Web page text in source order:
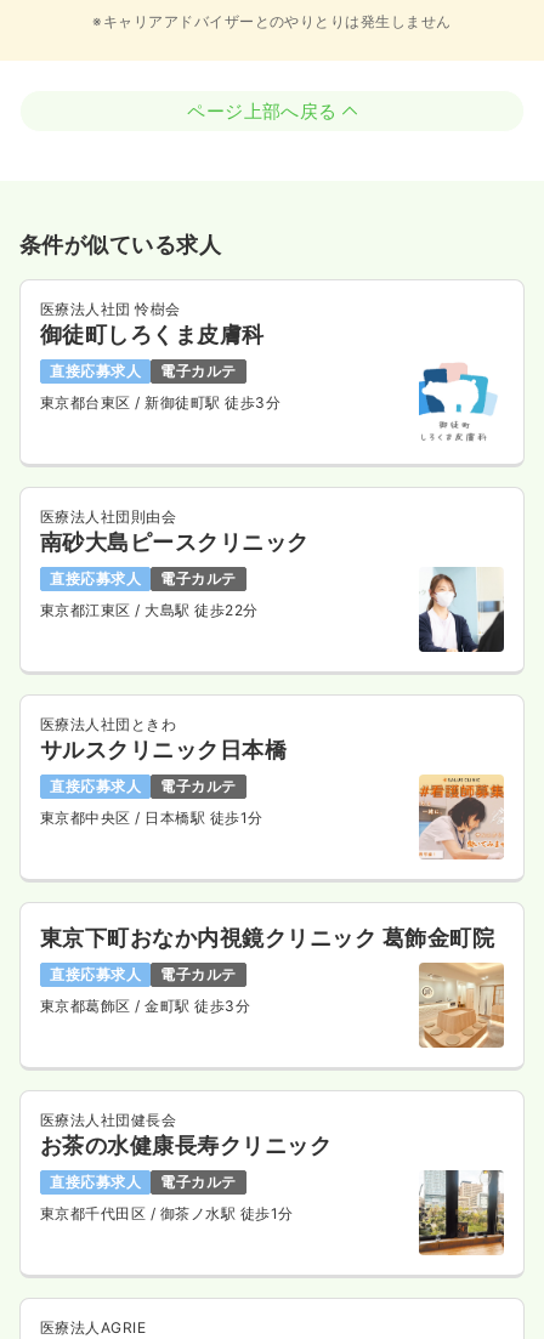
※キャリアアドバイザーとのやりとりは発生しません
ページ上部へ戻る
条件が似ている求人
医療法人社団 怜樹会
御徒町しろくま皮膚科
直接応募求人
電子カルテ
東京都台東区 / 新御徒町駅 徒歩3分
医療法人社団則由会
南砂大島ピースクリニック
直接応募求人
電子カルテ
東京都江東区 / 大島駅 徒歩22分
医療法人社団ときわ
サルスクリニック日本橋
直接応募求人
電子カルテ
東京都中央区 / 日本橋駅 徒歩1分
東京下町おなか内視鏡クリニック 葛飾金町院
直接応募求人
電子カルテ
東京都葛飾区 / 金町駅 徒歩3分
医療法人社団健長会
お茶の水健康長寿クリニック
直接応募求人
電子カルテ
東京都千代田区 / 御茶ノ水駅 徒歩1分
医療法人AGRIE